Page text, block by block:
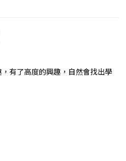
有了高度的興趣，自然會找出學